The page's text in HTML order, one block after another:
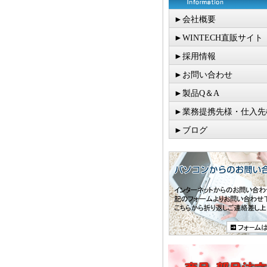
►会社概要
►WINTECH直販サイト
►採用情報
►お問い合わせ
►製品Q＆A
►業務提携先様・仕入
►ブログ